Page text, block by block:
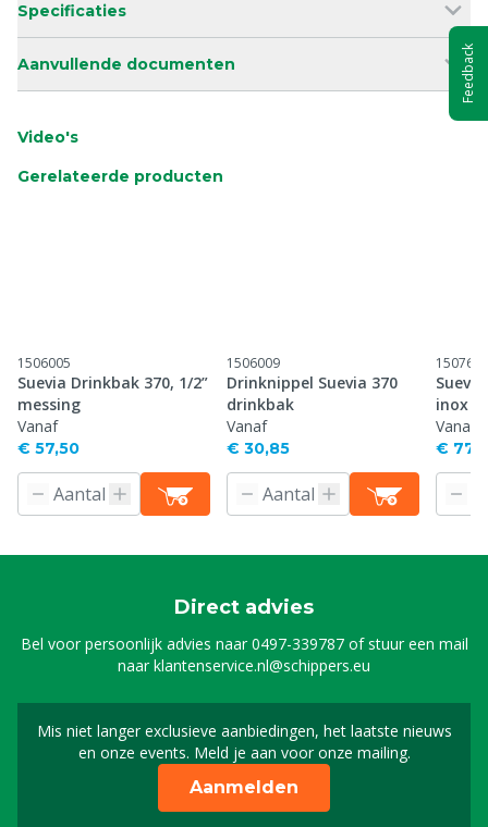
Specificaties
Aanvullende documenten
Video's
Gerelateerde producten
1506005
Suevia Drinkbak 370, 1/2”
messing
Vanaf
€ 57,50
1506009
Drinknippel Suevia 370
drinkbak
Vanaf
€ 30,85
1507628
inox
Vanaf
€
Direct advies
Bel voor persoonlijk advies naar0497-339787of stuur een mail
naarklantenservice.nl@schippers.eu
Mis niet langer exclusieve aanbiedingen, het laatste nieuws
en onze events. Meld je aan voor onze mailing.
Schrijf je in voor onze
Aanmelden
Feedback